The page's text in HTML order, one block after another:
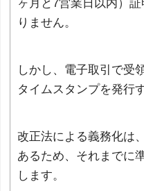
ヶ月と7営業日以内）
りません。
しかし、電子取引で受
タイムスタンプを発行
改正法による義務化は
あるため、それまでに
します。